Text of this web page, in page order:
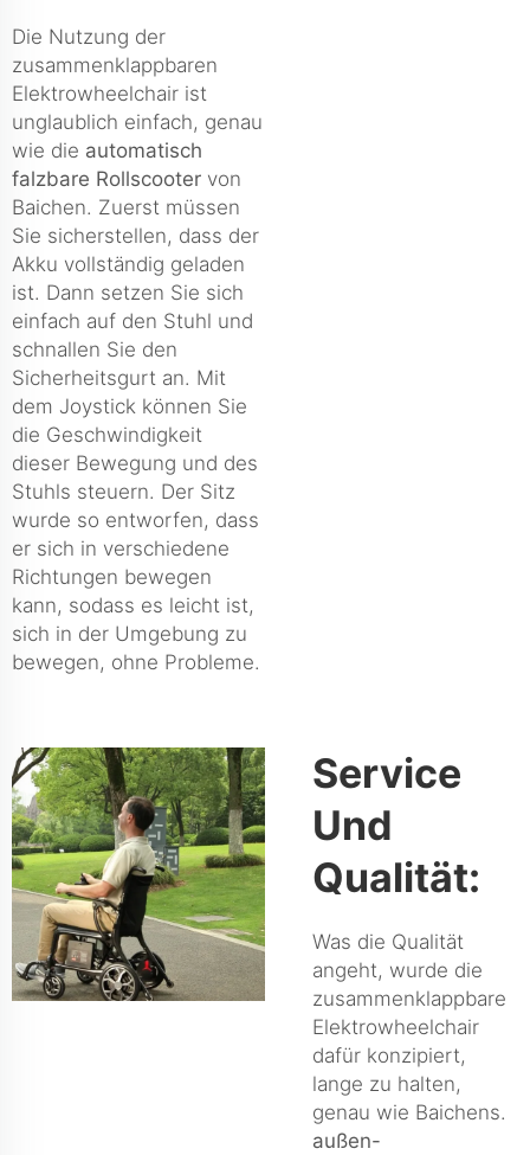
Die Nutzung der
zusammenklappbaren
Elektrowheelchair ist
unglaublich einfach, genau
wie die automatisch
falzbare Rollscooter von
Baichen. Zuerst müssen
Sie sicherstellen, dass der
Akku vollständig geladen
ist. Dann setzen Sie sich
einfach auf den Stuhl und
schnallen Sie den
Sicherheitsgurt an. Mit
dem Joystick können Sie
die Geschwindigkeit
dieser Bewegung und des
Stuhls steuern. Der Sitz
wurde so entworfen, dass
er sich in verschiedene
Richtungen bewegen
kann, sodass es leicht ist,
sich in der Umgebung zu
bewegen, ohne Probleme.
Service
Und
Qualität:
Was die Qualität
angeht, wurde die
zusammenklappbare
Elektrowheelchair
dafür konzipiert,
lange zu halten,
genau wie Baichens.
außen-